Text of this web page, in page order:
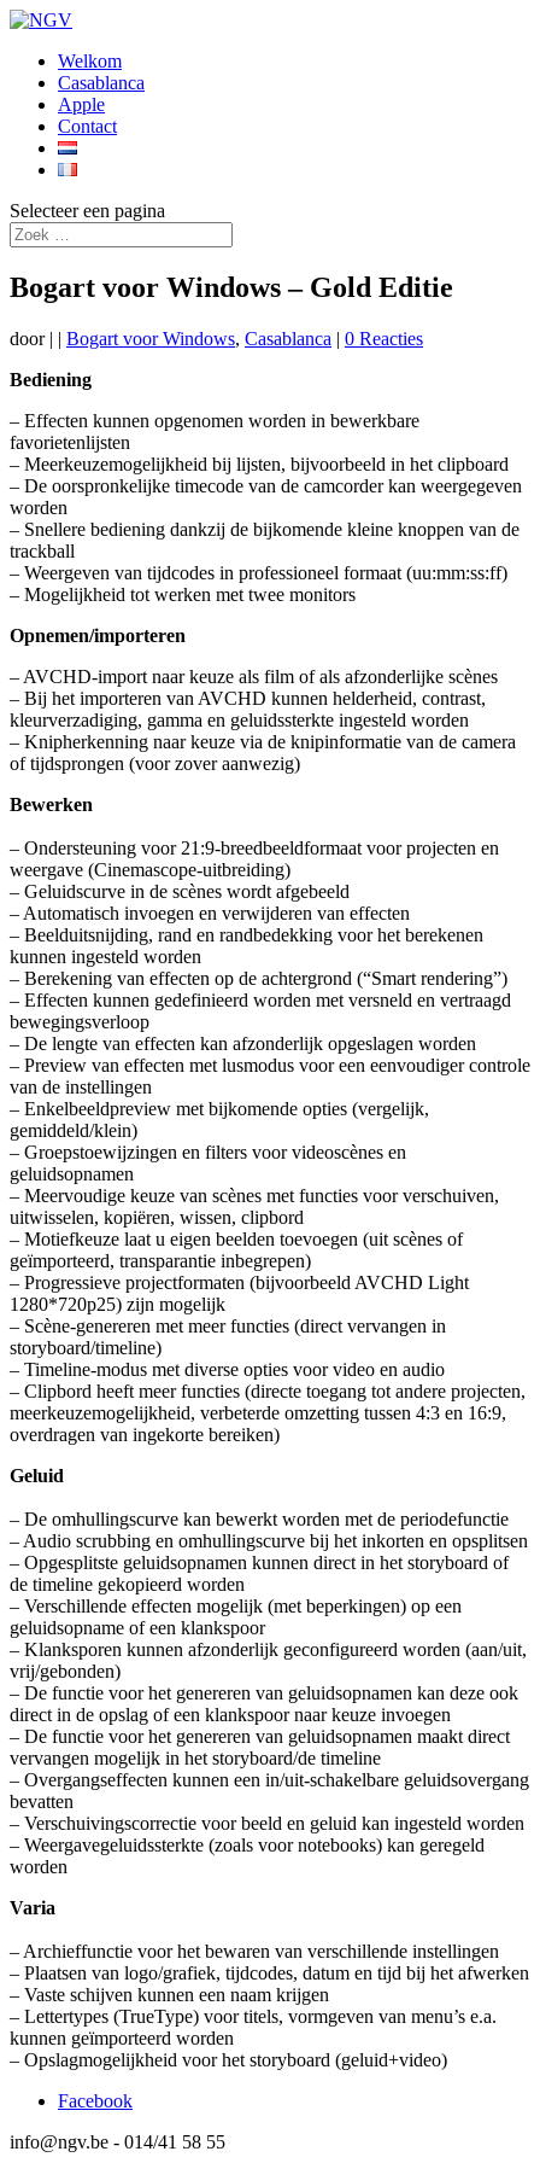
Welkom
Casablanca
Apple
Contact
Selecteer een pagina
Bogart voor Windows – Gold Editie
door | | Bogart voor Windows, Casablanca | 0 Reacties
Bediening
– Effecten kunnen opgenomen worden in bewerkbare
favorietenlijsten
– Meerkeuzemogelijkheid bij lijsten, bijvoorbeeld in het clipboard
– De oorspronkelijke timecode van de camcorder kan weergegeven
worden
– Snellere bediening dankzij de bijkomende kleine knoppen van de
trackball
– Weergeven van tijdcodes in professioneel formaat (uu:mm:ss:ff)
– Mogelijkheid tot werken met twee monitors
Opnemen/importeren
– AVCHD-import naar keuze als film of als afzonderlijke scènes
– Bij het importeren van AVCHD kunnen helderheid, contrast,
kleurverzadiging, gamma en geluidssterkte ingesteld worden
– Knipherkenning naar keuze via de knipinformatie van de camera
of tijdsprongen (voor zover aanwezig)
Bewerken
– Ondersteuning voor 21:9-breedbeeldformaat voor projecten en
weergave (Cinemascope-uitbreiding)
– Geluidscurve in de scènes wordt afgebeeld
– Automatisch invoegen en verwijderen van effecten
– Beelduitsnijding, rand en randbedekking voor het berekenen
kunnen ingesteld worden
– Berekening van effecten op de achtergrond (“Smart rendering”)
– Effecten kunnen gedefinieerd worden met versneld en vertraagd
bewegingsverloop
– De lengte van effecten kan afzonderlijk opgeslagen worden
– Preview van effecten met lusmodus voor een eenvoudiger controle
van de instellingen
– Enkelbeeldpreview met bijkomende opties (vergelijk,
gemiddeld/klein)
– Groepstoewijzingen en filters voor videoscènes en
geluidsopnamen
– Meervoudige keuze van scènes met functies voor verschuiven,
uitwisselen, kopiëren, wissen, clipbord
– Motiefkeuze laat u eigen beelden toevoegen (uit scènes of
geïmporteerd, transparantie inbegrepen)
– Progressieve projectformaten (bijvoorbeeld AVCHD Light
1280*720p25) zijn mogelijk
– Scène-genereren met meer functies (direct vervangen in
storyboard/timeline)
– Timeline-modus met diverse opties voor video en audio
– Clipbord heeft meer functies (directe toegang tot andere projecten,
meerkeuzemogelijkheid, verbeterde omzetting tussen 4:3 en 16:9,
overdragen van ingekorte bereiken)
Geluid
– De omhullingscurve kan bewerkt worden met de periodefunctie
– Audio scrubbing en omhullingscurve bij het inkorten en opsplitsen
– Opgesplitste geluidsopnamen kunnen direct in het storyboard of
de timeline gekopieerd worden
– Verschillende effecten mogelijk (met beperkingen) op een
geluidsopname of een klankspoor
– Klanksporen kunnen afzonderlijk geconfigureerd worden (aan/uit,
vrij/gebonden)
– De functie voor het genereren van geluidsopnamen kan deze ook
direct in de opslag of een klankspoor naar keuze invoegen
– De functie voor het genereren van geluidsopnamen maakt direct
vervangen mogelijk in het storyboard/de timeline
– Overgangseffecten kunnen een in/uit-schakelbare geluidsovergang
bevatten
– Verschuivingscorrectie voor beeld en geluid kan ingesteld worden
– Weergavegeluidssterkte (zoals voor notebooks) kan geregeld
worden
Varia
– Archieffunctie voor het bewaren van verschillende instellingen
– Plaatsen van logo/grafiek, tijdcodes, datum en tijd bij het afwerken
– Vaste schijven kunnen een naam krijgen
– Lettertypes (TrueType) voor titels, vormgeven van menu’s e.a.
kunnen geïmporteerd worden
– Opslagmogelijkheid voor het storyboard (geluid+video)
Facebook
info@ngv.be - 014/41 58 55